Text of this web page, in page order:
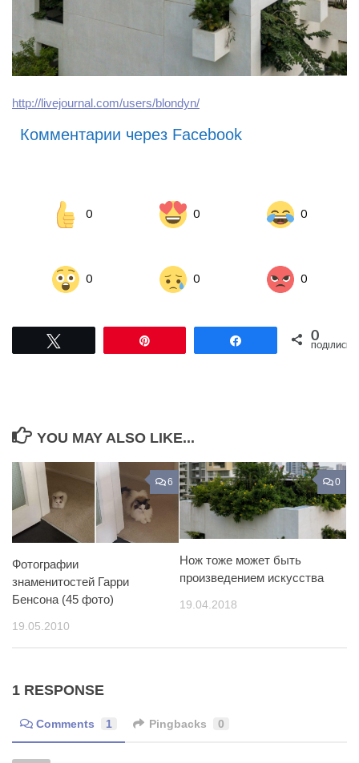
http://livejournal.com/users/blondyn/
Комментарии через Facebook
0 0 0
0 0 0
Поділитися0
ПОДІЛИСЬ
YOU MAY ALSO LIKE...
6
Фотографии
знаменитостей Гарри
Бенсона (45 фото)
19.05.2010
0
Нож тоже может быть
произведением искусства
19.04.2018
1 RESPONSE
Comments 1 Pingbacks 0